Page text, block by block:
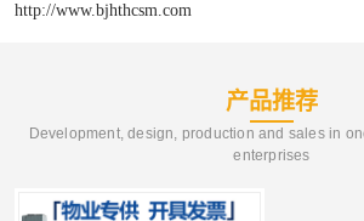
http://www.bjhthcsm.com
产品推荐
Development, design, production and sales in
enterprises